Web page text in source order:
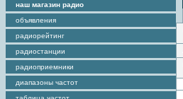
наш магазин радио
объявления
радиорейтинг
радиостанции
радиоприемники
диапазоны частот